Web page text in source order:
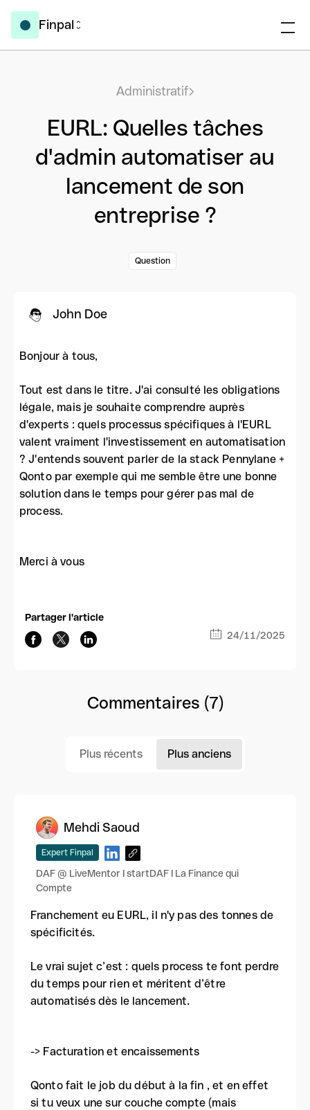
Finpal
Administratif
EURL: Quelles tâches
d'admin automatiser au
lancement de son
entreprise ?
Question
John Doe
Bonjour à tous,
Tout est dans le titre. J'ai consulté les obligations
légale, mais je souhaite comprendre auprès
d'experts : quels processus spécifiques à l'EURL
valent vraiment l'investissement en automatisation
? J'entends souvent parler de la stack Pennylane +
Qonto par exemple qui me semble être une bonne
solution dans le temps pour gérer pas mal de
process.
Merci à vous
Partager l'article
24/11/2025
Commentaires (7)
Plus récents Plus anciens
Mehdi Saoud
Expert Finpal
DAF @ LiveMentor I startDAF I La Finance qui
Compte
Franchement eu EURL, il n'y pas des tonnes de
spécificités.
Le vrai sujet c’est : quels process te font perdre
du temps pour rien et méritent d’être
automatisés dès le lancement.
-> Facturation et encaissements
Qonto fait le job du début à la fin , et en effet
si tu veux une sur couche compte (mais